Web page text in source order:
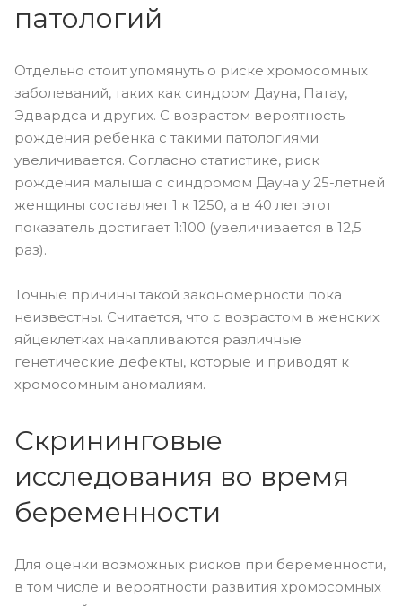
патологий
Отдельно стоит упомянуть о риске хромосомных
заболеваний, таких как синдром Дауна, Патау,
Эдвардса и других. С возрастом вероятность
рождения ребенка с такими патологиями
увеличивается. Согласно статистике, риск
рождения малыша с синдромом Дауна у 25-летней
женщины составляет 1 к 1250, а в 40 лет этот
показатель достигает 1:100 (увеличивается в 12,5
раз).
Точные причины такой закономерности пока
неизвестны. Считается, что с возрастом в женских
яйцеклетках накапливаются различные
генетические дефекты, которые и приводят к
хромосомным аномалиям.
Скрининговые
исследования во время
беременности
Для оценки возможных рисков при беременности,
в том числе и вероятности развития хромосомных